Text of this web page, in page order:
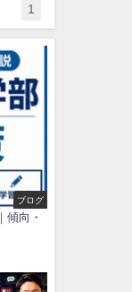
1
ブログ
傾向・